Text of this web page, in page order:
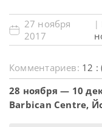
27 ноября
2017
|
Комментариев: 12 :
28 ноября — 10
Barbican Centre,